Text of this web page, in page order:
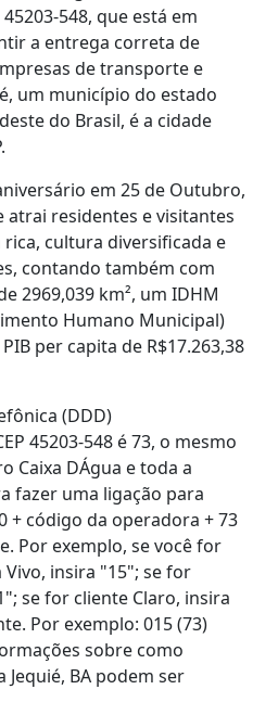
548, que está em
a entrega correta de
de transporte e
um município do estado
do Brasil, é a cidade
em 25 de Outubro,
atrai residentes e visitantes
cultura diversificada e
contando também com
2969,039 km², um IDHM
Humano Municipal)
per capita de R$17.263,38
(DDD)
45203-548 é 73, o mesmo
Caixa DÁgua e toda a
fazer uma ligação para
+ código da operadora + 73
Por exemplo, se você for
insira "15"; se for
se for cliente Claro, insira
Por exemplo: 015 (73)
sobre como
BA podem ser